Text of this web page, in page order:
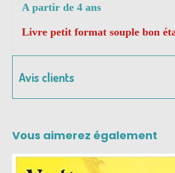
A partir de 4 ans
Livre petit format souple bon
Avis clients
Vous aimerez également